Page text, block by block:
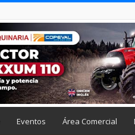
Eventos Área Comercial